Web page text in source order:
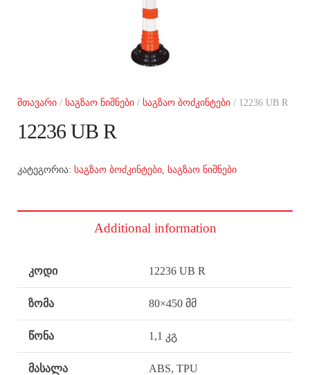
მთავარი / საგზაო ნიშნები / საგზაო ბოძკინტები / 12236 UB R
12236 UB R
კატეგორია: საგზაო ბოძკინტები საგზაო ნიშნები
Additional information
კოდი 12236 UB R
ზომა 80×450 მმ
წონა 1,1 კგ
მასალა ABS, TPU